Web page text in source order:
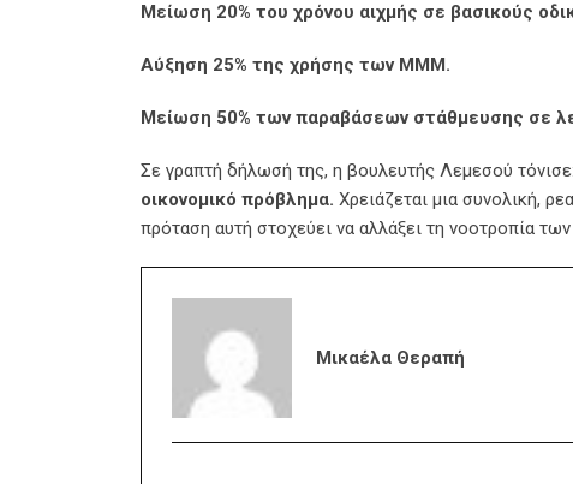
Μείωση 20% του χρόνου αιχμής σε βασικούς
Αύξηση 25% της χρήσης των ΜΜΜ.
Μείωση 50% των παραβάσεων στάθμευσης σε
Σε γραπτή δήλωσή της, η βουλευτής Λεμεσού
οικονομικό πρόβλημα. Χρειάζεται μια συνολική,
πρόταση αυτή στοχεύει να αλλάξει τη νοοτροπία
Μικαέλα Θεραπή